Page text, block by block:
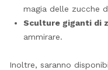
magia delle zucche
Sculture giganti di
ammirare.
Inoltre, saranno